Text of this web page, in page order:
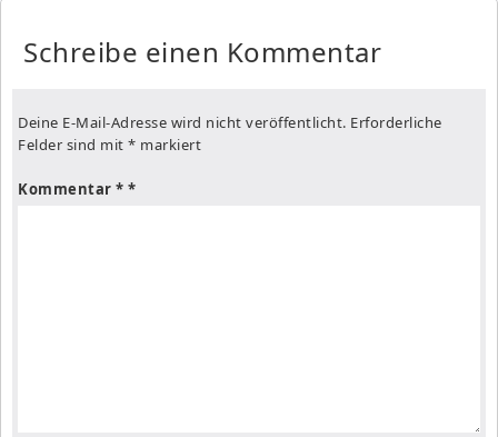
Schreibe einen Kommentar
Deine E-Mail-Adresse wird nicht veröffentlicht. Erforderliche
Felder sind mit * markiert
Kommentar *